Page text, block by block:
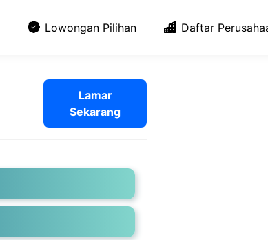
Lowongan Pilihan Daftar
Lamar
Sekarang